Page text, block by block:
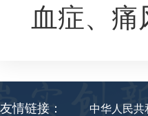
血症、 痛
友情链接： 中华人民共